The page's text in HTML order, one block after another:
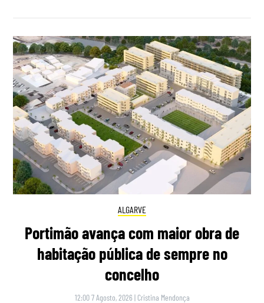
ALGARVE
Portimão avança com maior obra de
habitação pública de sempre no
concelho
12:00 7 Agosto, 2026 | Cristina Mendonça